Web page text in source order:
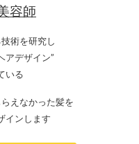
容師
術を研究し
アデザイン”
いる
えなかった髪を
インします